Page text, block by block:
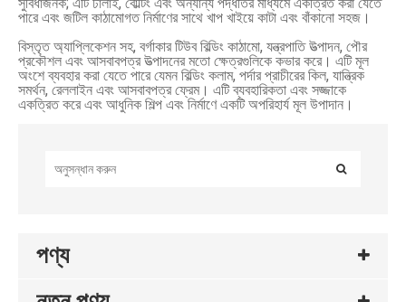
পারে এবং জটিল কাঠামোগত নির্মাণের সাথে খাপ খাইয়ে কাটা এবং বাঁকানো সহজ।
বিস্তৃত অ্যাপ্লিকেশন সহ, বর্গাকার টিউব বিল্ডিং কাঠামো, যন্ত্রপাতি উত্পাদন, পৌর
প্রকৌশল এবং আসবাবপত্র উত্পাদনের মতো ক্ষেত্রগুলিকে কভার করে। এটি মূল
অংশে ব্যবহার করা যেতে পারে যেমন বিল্ডিং কলাম, পর্দার প্রাচীরের কিল, যান্ত্রিক
সমর্থন, রেললাইন এবং আসবাবপত্র ফ্রেম। এটি ব্যবহারিকতা এবং সজ্জাকে
একত্রিত করে এবং আধুনিক শিল্প এবং নির্মাণে একটি অপরিহার্য মূল উপাদান।
পণ্য